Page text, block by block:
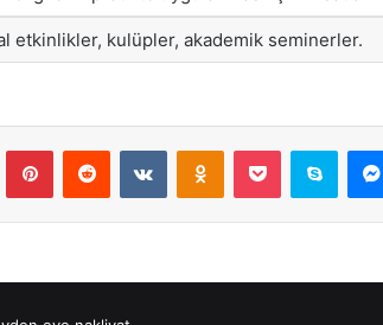
etkinlikler, kulüpler, akademik seminerler.
PinterestReddit VKontakteOdnoklassniki
Pocket Skype